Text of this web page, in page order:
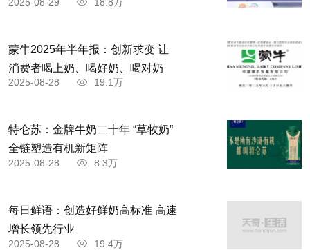
蒙牛2025年半年报：创新求变 让
消费者喝上奶、喝好奶、喝对奶
2025-08-28 19.1万
特仑苏：金牌牛奶二十年 “草牧奶”
全链塑造有机新矩阵
2025-08-28 8.3万
每日鲜语：创造好鲜奶高标准 高速
增长领先行业
2025-08-28 19.4万